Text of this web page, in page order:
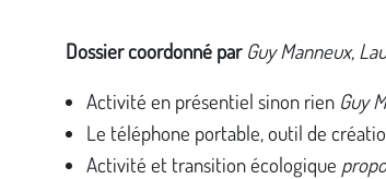
Dossier coordonné par Guy Manneux,
Activité en présentiel sinon rien Guy
Le téléphone portable, outil de
Activité et transition écologique